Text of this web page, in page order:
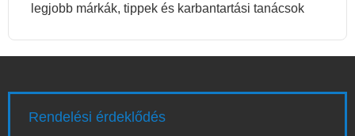
legjobb márkák, tippek és karbantartási tanácsok
Rendelési érdeklődés